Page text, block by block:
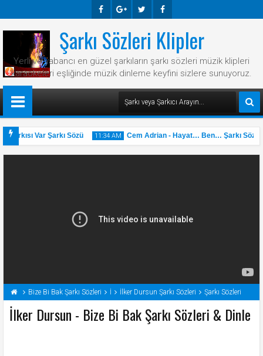
Ook E-
Plus
R Ook
Şarkı Sözleri Klipler
Yerli ve yabancı en güzel şarkıların şarkı sözleri müzik klipleri
karaokeleri eşliğinde müzik dinleme keyfini sizlere sunuyoruz.
Var Şarkı Sözü 11:34 AM
31 May
2025
Cem Adrian - Hayat… Ben… Şarkı Sözü
Bize Bi Bak Şarkı Sözleri İ İlker Dursun Şarkı Sözleri Şarkı Sözleri
İlker Dursun - Bize Bi Bak Şarkı Sözleri & Dinle